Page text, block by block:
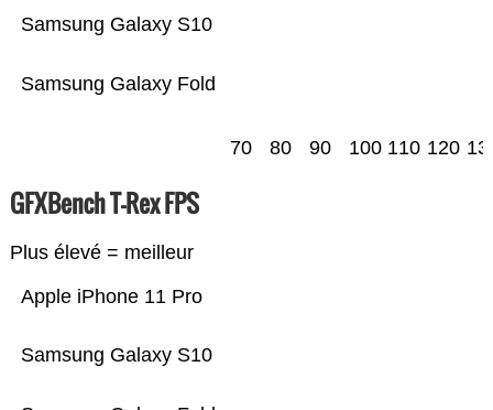
Samsung Galaxy Fold
Samsung Galaxy S10
70 80 90 100 110 120
GFXBench T-Rex FPS
Plus élevé = meilleur
Samsung Galaxy S10
Apple iPhone 11 Pro